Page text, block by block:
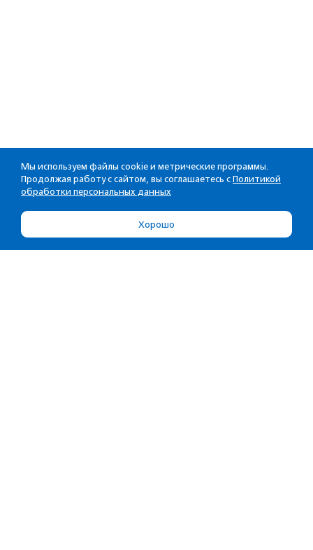
Мы используем файлы cookie и метрические программы.
Продолжая работу с сайтом, вы соглашаетесь с Политикой
обработки персональных данных
Хорошо